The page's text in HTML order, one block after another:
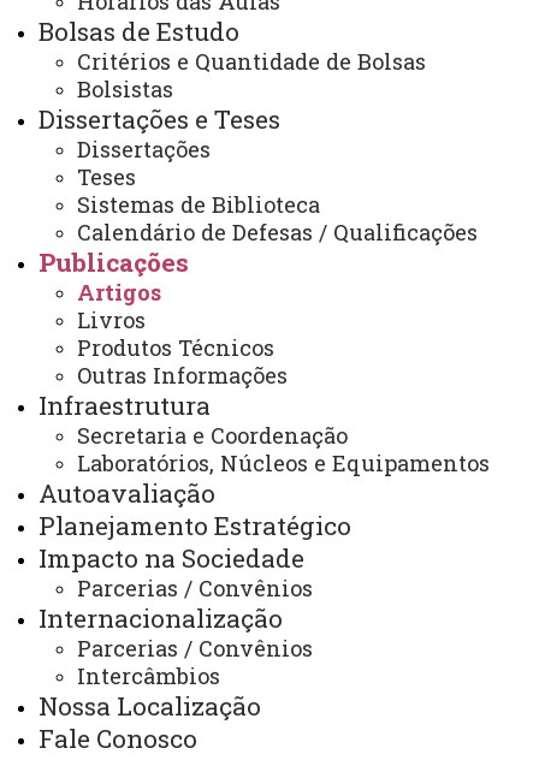
Bolsas de Estudo
Critérios e Quantidade de Bolsas
Bolsistas
Dissertações e Teses
Dissertações
Teses
Sistemas de Biblioteca
Calendário de Defesas / Qualificações
Publicações
Artigos
Livros
Produtos Técnicos
Outras Informações
Infraestrutura
Secretaria e Coordenação
Laboratórios, Núcleos e Equipamentos
Autoavaliação
Planejamento Estratégico
Impacto na Sociedade
Parcerias / Convênios
Internacionalização
Parcerias / Convênios
Intercâmbios
Nossa Localização
Fale Conosco
ACESSE
Acesso Restrito (Editores do Portal)
Arquivo Virtual
Bibliotecas
Identidade Visual
Mapa do Site
Ouvidoria
Portal Office 365
Sistemas
Telefones
Webmail
REITORIA
Secretaria Geral
Gabinete Reitoria
Secretaria dos Conselhos Superiores
PRÓ-REITORIAS